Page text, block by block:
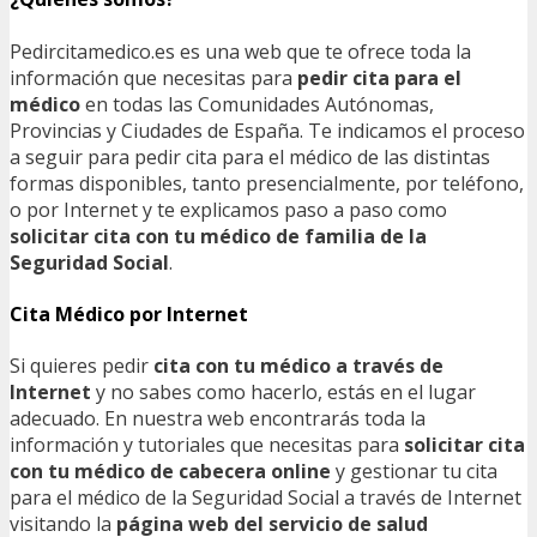
Pedircitamedico.es es una web que te ofrece toda la
información que necesitas para pedir cita para el
médicoen todas las Comunidades Autónomas,
Provincias y Ciudades de España. Te indicamos el proceso
a seguir para pedir cita para el médico de las distintas
formas disponibles, tanto presencialmente, por teléfono,
o por Internet y te explicamos paso a paso como
solicitar cita con tu médico de familia de la
Seguridad Social.
Cita Médico por Internet
Si quieres pedir cita con tu médico a través de
Internet y no sabes como hacerlo, estás en el lugar
adecuado. En nuestra web encontrarás toda la
información y tutoriales que necesitas para solicitar cita
con tu médico de cabecera online y gestionar tu cita
para el médico de la Seguridad Social a través de Internet
visitando la página web del servicio de salud